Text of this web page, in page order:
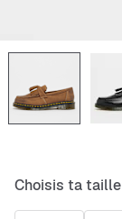
Choisis ta taille